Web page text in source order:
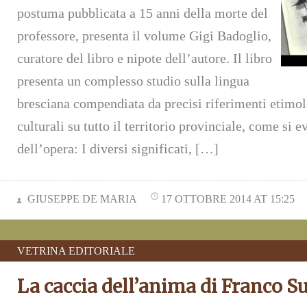
postuma pubblicata a 15 anni della morte del
professore, presenta il volume Gigi Badoglio,
curatore del libro e nipote dell’autore. Il libro
presenta un complesso studio sulla lingua
bresciana compendiata da precisi riferimenti
culturali su tutto il territorio provinciale, come si
dell’opera: I diversi significati, […]
GIUSEPPE DE MARIA 17 OTTOBRE 2014 AT 15:25
VETRINA EDITORIALE
La caccia dell’anima di Franco